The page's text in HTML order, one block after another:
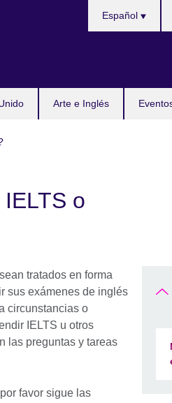
Arte e Inglés
Español
o
tratados en forma
sus exámenes de inglés
circunstancias o
IELTS u otros
las preguntas y tareas
favor sigue las